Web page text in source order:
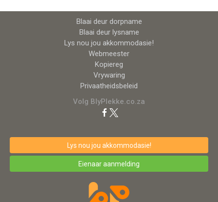
Blaai deur dorpname
Blaai deur lysname
Lys nou jou akkommodasie!
Webmeester
Kopiereg
Vrywaring
Privaatheidsbeleid
Volg BlyPlekke.co.za
Lys nou jou akkommodasie!
Eienaar aanmelding